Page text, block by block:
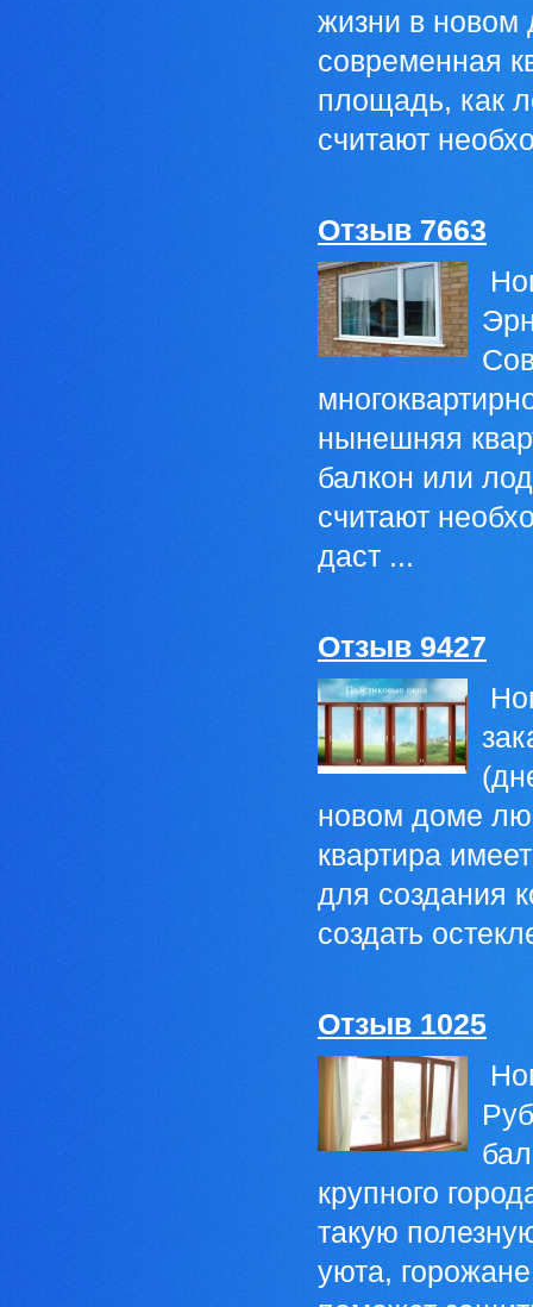
жизни в новом
современная
площадь, как
считают
Отзыв 7663
нынешняя
балкон или
считают
даст ...
Отзыв 9427
новом доме
квартира
для создания
создать
Отзыв 1025
крупного
такую
уюта,